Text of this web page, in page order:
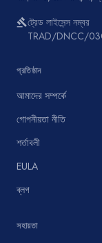
gavelট্রেড লাইসেন্স নম্বর
TRAD/DNCC/
প্রতিষ্ঠান
আমাদের সম্পর্কে
গোপনীয়তা নীতি
শর্তাবলী
EULA
ব্লগ
সহায়তা